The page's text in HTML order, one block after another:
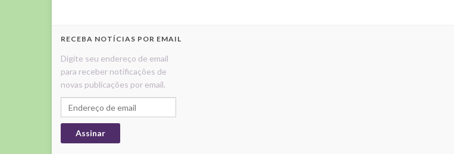
RECEBA NOTÍCIAS POR EMAIL
Digite seu endereço de email
para receber notificações de
novas publicações por email.
Endereço de email
Assinar